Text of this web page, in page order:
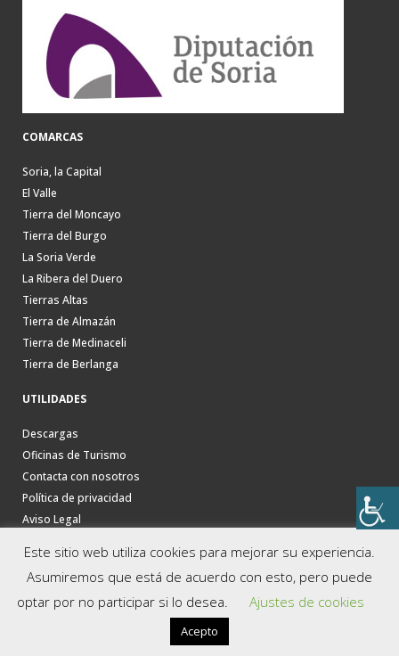
COMARCAS
Soria, la Capital
El Valle
Tierra del Moncayo
Tierra del Burgo
La Soria Verde
La Ribera del Duero
Tierras Altas
Tierra de Almazán
Tierra de Medinaceli
Tierra de Berlanga
UTILIDADES
Descargas
Oficinas de Turismo
Contacta con nosotros
Política de privacidad
Aviso Legal
Este sitio web utiliza cookies para mejorar su experiencia.
Asumiremos que está de acuerdo con esto, pero puede
optar por no participar si lo desea.
Ajustes de cookies
Acepto